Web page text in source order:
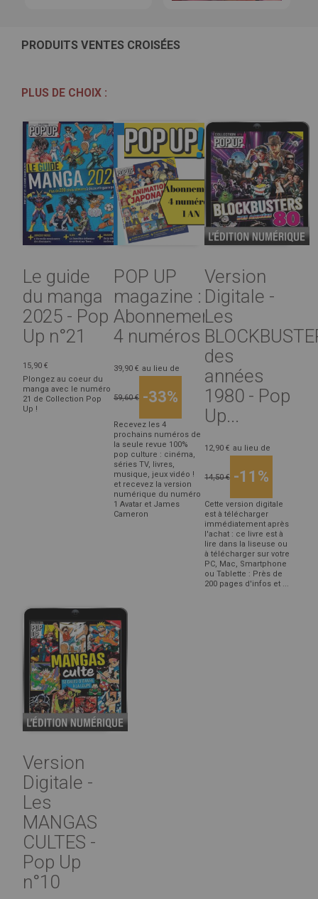
PRODUITS VENTES CROISÉES
PLUS DE CHOIX :
Le guide
du manga
2025 - Pop
Up n°21
15,90 €
Plongez au coeur du
manga avec le numéro
21 de Collection Pop
Up !
POP UP
magazine :
Abonnement
4 numéros
39,90 € au lieu de
59,60 € -33%
Recevez les 4
prochains numéros de
la seule revue 100%
pop culture : cinéma,
séries TV, livres,
musique, jeux vidéo !
et recevez la version
numérique du numéro
1 Avatar et James
Cameron
Version
Digitale -
Les
des
années
1980 - Pop
Up...
12,90 € au lieu de
14,50 € -11%
Cette version digitale
est à télécharger
immédiatement après
l'achat : ce livre est à
lire dans la liseuse ou
à télécharger sur votre
PC, Mac, Smartphone
ou Tablette : Près de
200 pages d'infos et ...
Version
Digitale -
Les
MANGAS
CULTES -
Pop Up
n°10